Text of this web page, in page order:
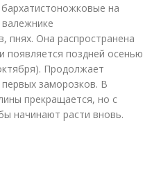
на
пнях. Она распространена
появляется поздней осенью
Продолжает
заморозков. В
прекращается, но с
начинают расти вновь.